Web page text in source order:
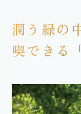
潤う緑の
喫できる